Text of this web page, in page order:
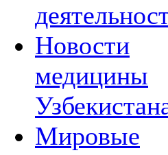
Новости
медицины
Мировые